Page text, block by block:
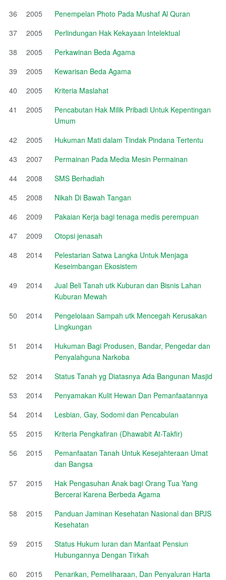
36
2005
Penempelan Photo Pada Mushaf Al Quran
37
2005
Perlindungan Hak Kekayaan Intelektual
38
2005
Perkawinan Beda Agama
39
2005
Kewarisan Beda Agama
40
2005
Kriteria Maslahat
41
2005
Pencabutan Hak Milik Pribadi Untuk Kepentingan
Umum
42
2005
Hukuman Mati dalam Tindak Pindana Tertentu
43
2007
Permainan Pada Media Mesin Permainan
44
2008
SMS Berhadiah
45
2008
Nikah Di Bawah Tangan
46
2009
Pakaian Kerja bagi tenaga medis perempuan
47
2009
Otopsi jenasah
48
2014
Pelestarian Satwa Langka Untuk Menjaga
Keseimbangan Ekosistem
49
2014
Jual Beli Tanah utk Kuburan dan Bisnis Lahan
Kuburan Mewah
50
2014
Pengelolaan Sampah utk Mencegah Kerusakan
Lingkungan
51
2014
Hukuman Bagi Produsen, Bandar, Pengedar dan
Penyalahguna Narkoba
52
2014
Status Tanah yg Diatasnya Ada Bangunan Masjid
53
2014
Penyamakan Kulit Hewan Dan Pemanfaatannya
54
2014
Lesbian, Gay, Sodomi dan Pencabulan
55
2015
Kriteria Pengkafiran (Dhawabit At-Takfir)
56
2015
Pemanfaatan Tanah Untuk Kesejahteraan Umat
dan Bangsa
57
2015
Hak Pengasuhan Anak bagi Orang Tua Yang
Bercerai Karena Berbeda Agama
58
2015
Panduan Jaminan Kesehatan Nasional dan BPJS
Kesehatan
59
2015
Status Hukum Iuran dan Manfaat Pensiun
Hubungannya Dengan Tirkah
60
2015
Penarikan, Pemeliharaan, Dan Penyaluran Harta